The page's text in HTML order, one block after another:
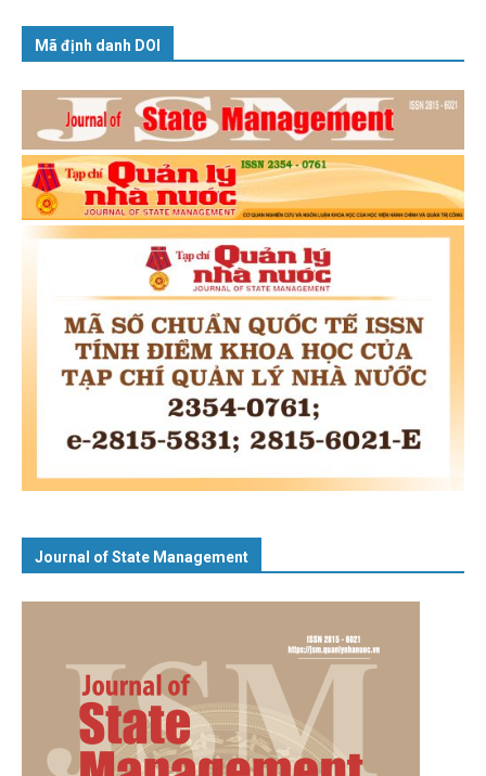
Mã định danh DOI
Journal of State Management